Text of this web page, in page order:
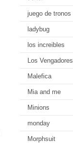
juego de tronos
ladybug
los increibles
Los Vengadores
Malefica
Mia and me
Minions
monday
Morphsuit